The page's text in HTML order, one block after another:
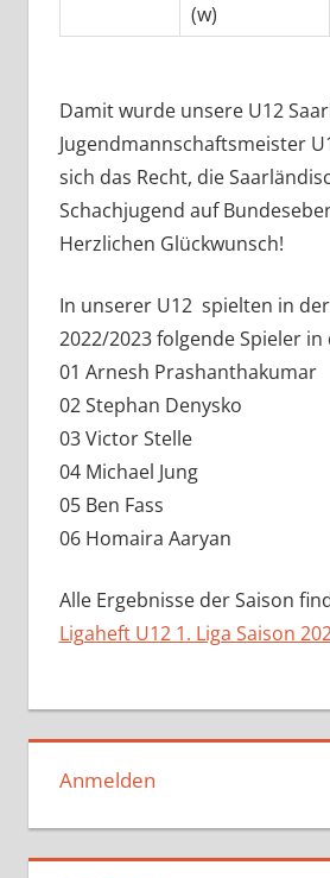
(w)
Damit wurde unsere U12
Jugendmannschaftsmeister
sich das Recht, die
Schachjugend auf
Herzlichen Glückwunsch!
In unserer U12 spielten in
2022/2023 folgende Spieler in
01 Arnesh Prashanthakumar
02 Stephan Denysko
03 Victor Stelle
04 Michael Jung
05 Ben Fass
06 Homaira Aaryan
Alle Ergebnisse der Saison
Ligaheft U12 1. Liga Saison
Anmelden